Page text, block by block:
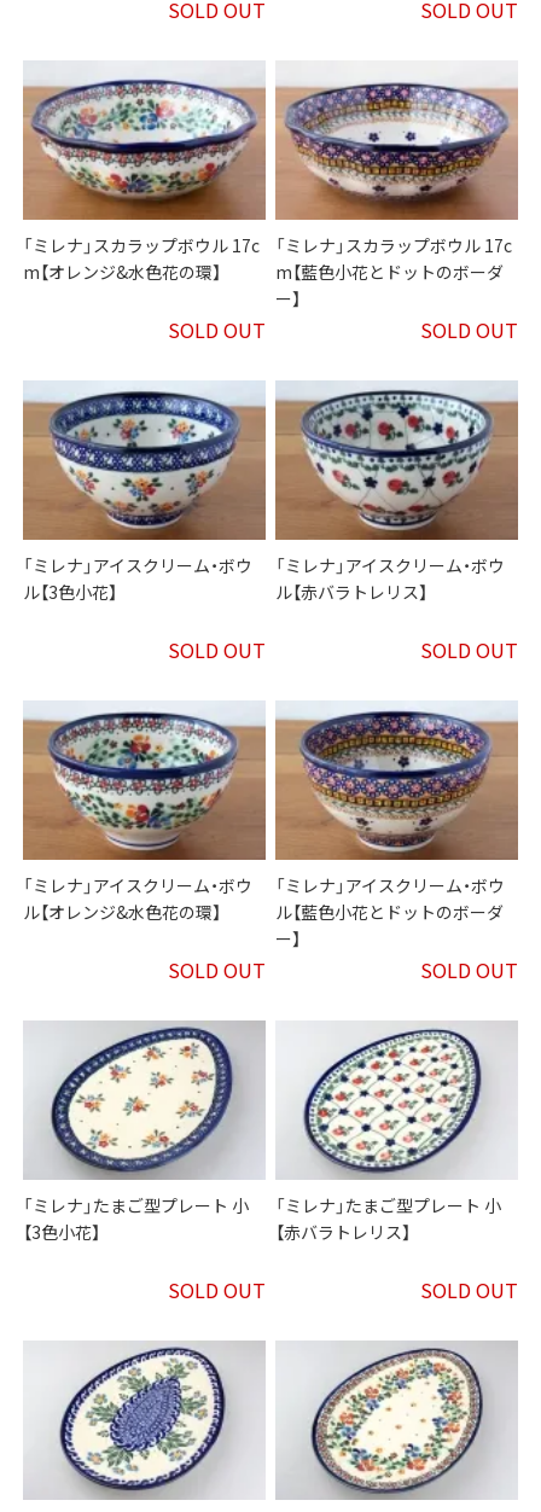
SOLD OUT SOLD OUT
「ミレナ」スカラップボウル 17c
m【オレンジ&水色花の環】
SOLD OUT
「ミレナ」スカラップボウル 17c
m【藍色小花とドットのボーダ
ー】
SOLD OUT
「ミレナ」アイスクリーム・ボウ
ル【3色小花】
SOLD OUT
「ミレナ」アイスクリーム・ボウ
ル【赤バラトレリス】
SOLD OUT
「ミレナ」アイスクリーム・ボウ
ル【オレンジ&水色花の環】
SOLD OUT
「ミレナ」アイスクリーム・ボウ
ル【藍色小花とドットのボーダ
ー】
SOLD OUT
「ミレナ」たまご型プレート 小
【3色小花】
SOLD OUT
「ミレナ」たまご型プレート 小
【赤バラトレリス】
SOLD OUT